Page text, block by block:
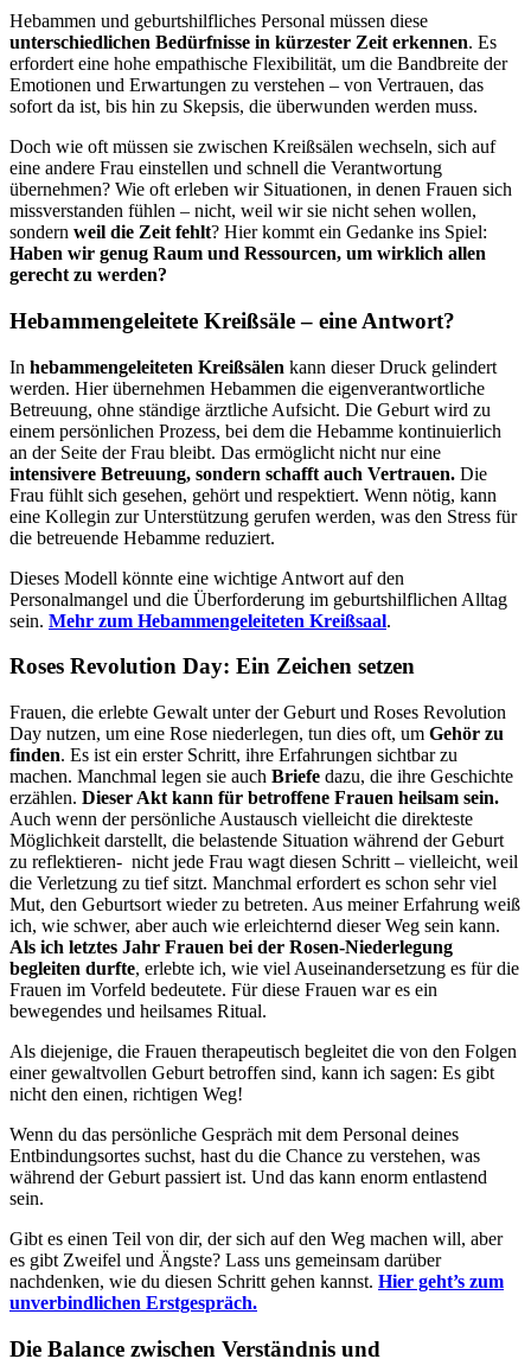
Hebammen und geburtshilfliches Personal müssen diese
unterschiedlichen Bedürfnisse in kürzester Zeit erkennen. Es
erfordert eine hohe empathische Flexibilität, um die Bandbreite der
Emotionen und Erwartungen zu verstehen – von Vertrauen, das
sofort da ist, bis hin zu Skepsis, die überwunden werden muss.
Doch wie oft müssen sie zwischen Kreißsälen wechseln, sich auf
eine andere Frau einstellen und schnell die Verantwortung
übernehmen? Wie oft erleben wir Situationen, in denen Frauen sich
missverstanden fühlen – nicht, weil wir sie nicht sehen wollen,
sondern weil die Zeit fehlt? Hier kommt ein Gedanke ins Spiel:
Haben wir genug Raum und Ressourcen, um wirklich allen
gerecht zu werden?
Hebammengeleitete Kreißsäle – eine Antwort?
In hebammengeleiteten Kreißsälen kann dieser Druck gelindert
werden. Hier übernehmen Hebammen die eigenverantwortliche
Betreuung, ohne ständige ärztliche Aufsicht. Die Geburt wird zu
einem persönlichen Prozess, bei dem die Hebamme kontinuierlich
an der Seite der Frau bleibt. Das ermöglicht nicht nur eine
intensivere Betreuung, sondern schafft auch Vertrauen. Die
Frau fühlt sich gesehen, gehört und respektiert. Wenn nötig, kann
eine Kollegin zur Unterstützung gerufen werden, was den Stress für
die betreuende Hebamme reduziert.
Dieses Modell könnte eine wichtige Antwort auf den
Personalmangel und die Überforderung im geburtshilflichen Alltag
sein. Mehr zum Hebammengeleiteten Kreißsaal.
Roses Revolution Day: Ein Zeichen setzen
Frauen, die erlebte Gewalt unter der Geburt und Roses Revolution
Day nutzen, um eine Rose niederlegen, tun dies oft, um Gehör zu
finden. Es ist ein erster Schritt, ihre Erfahrungen sichtbar zu
machen. Manchmal legen sie auch Briefe dazu, die ihre Geschichte
erzählen. Dieser Akt kann für betroffene Frauen heilsam sein.
Auch wenn der persönliche Austausch vielleicht die direkteste
Möglichkeit darstellt, die belastende Situation während der Geburt
zu reflektieren- nicht jede Frau wagt diesen Schritt – vielleicht, weil
die Verletzung zu tief sitzt. Manchmal erfordert es schon sehr viel
Mut, den Geburtsort wieder zu betreten. Aus meiner Erfahrung weiß
ich, wie schwer, aber auch wie erleichternd dieser Weg sein kann.
Als ich letztes Jahr Frauen bei der Rosen-Niederlegung
begleiten durfte, erlebte ich, wie viel Auseinandersetzung es für die
Frauen im Vorfeld bedeutete. Für diese Frauen war es ein
bewegendes und heilsames Ritual.
Als diejenige, die Frauen therapeutisch begleitet die von den Folgen
einer gewaltvollen Geburt betroffen sind, kann ich sagen: Es gibt
nicht den einen, richtigen Weg!
Wenn du das persönliche Gespräch mit dem Personal deines
Entbindungsortes suchst, hast du die Chance zu verstehen, was
während der Geburt passiert ist. Und das kann enorm entlastend
sein.
Gibt es einen Teil von dir, der sich auf den Weg machen will, aber
es gibt Zweifel und Ängste? Lass uns gemeinsam darüber
nachdenken, wie du diesen Schritt gehen kannst. Hier geht’s zum
unverbindlichen Erstgespräch.
Die Balance zwischen Verständnis und